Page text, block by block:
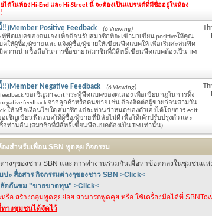
ด้ในห้อง Hi-End และ Hi-Street นี้ จะต้องเป็นแบรนด์ที่มีชื่ออยู่ในห้อง
Positive Feedback
(6 Viewing)
ทู้ฟีดแบคของตนเอง เพื่อต้อนรับสมาชิกที่จะเข้ามาเขียน positiveให้คุณ
ให้ผู้ซื้อ/ผู้ขาย และ แจ้งผู้ซื้อ/ผู้ขายให้เขียนฟีดแบคให้ เพื่อเริ่มสะสมฟีด
วามน่าเชื่อถือในการซื้อขาย (สมาชิกที่มีสิทธิ์เขียนฟีดแบคต้องเป็น TM
Negative Feedback
(6 Viewing)
feedback ขอเชิญมา edit กระทู้ฟีดแบคของตนเอง เพื่อเขียนกฏในการทิ้ง
feedback จากลูกค้าหรือคนขาย เช่น ต้องติดต่อผู้ขายก่อนสามวัน
ให้ หรือเงื่อนไขใด สมาชิกแต่ละท่านกำหนดของตัวเองได้โดยการ edit
เชิญเขียนฟีดแบคให้ผู้ซื้อ/ผู้ขาย ที่นิสัยไม่ดี เพื่อให้เค้าปรับปรุงตัว และ
อท่านอื่น (สมาชิกที่มีสิทธิ์เขียนฟีดแบคต้องเป็น TM เท่านั้น)
งสำหรับเพื่อน SBN พูดคุย กิจกรรม
างๆของชาว SBN และ การทำงานร่วมกันเพื่อหาข้อตกลงในชุมชนแ
ะ สื่อสาร กิจกรรมต่างๆของชาว SBN >Click<
ดกันชม "ขายขาดทุน" >Click<
รือ สร้างกลุ่มพูดคุยย่อย สามารถพูดคุย หรือ ใช้เครื่องมือได้ที่
างชุมชนได้จัดไว้